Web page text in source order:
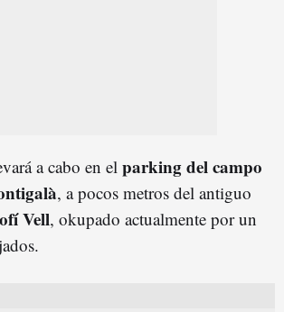
a cabo en el parking del campo
, a pocos metros del antiguo
Vell, okupado actualmente por un